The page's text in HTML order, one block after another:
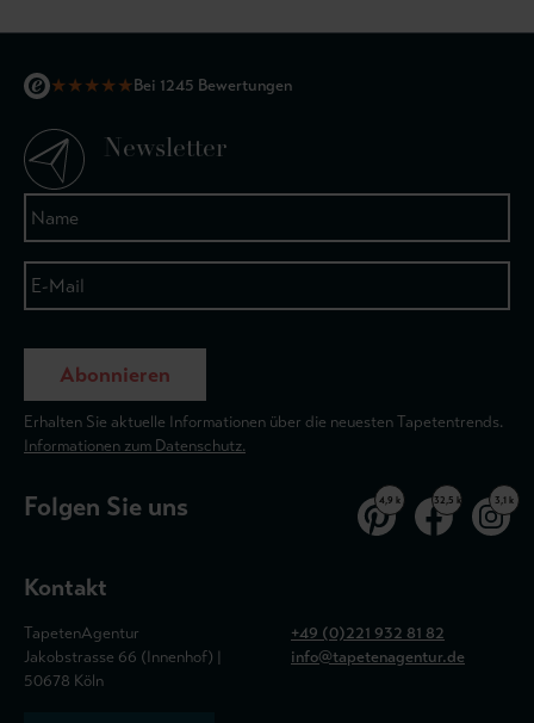
★★★★★Bei 1245 Bewertungen
Newsletter
Abonnieren
Erhalten Sie aktuelle Informationen über die neuesten Tapetentrends.
Informationen zum Datenschutz.
Folgen Sie uns 4,9 k 32,5 k 3,1 k
Kontakt
TapetenAgentur
Jakobstrasse 66 (Innenhof) |
50678 Köln
+49 (0)221 932 81 82
info@tapetenagentur.de